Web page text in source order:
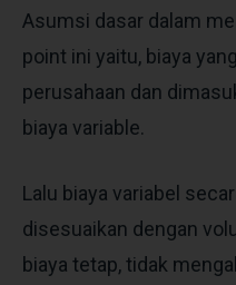
Asumsi dasar dalam
point ini yaitu, biaya
perusahaan dan
biaya variable.
Lalu biaya variabel
disesuaikan dengan
biaya tetap, tidak